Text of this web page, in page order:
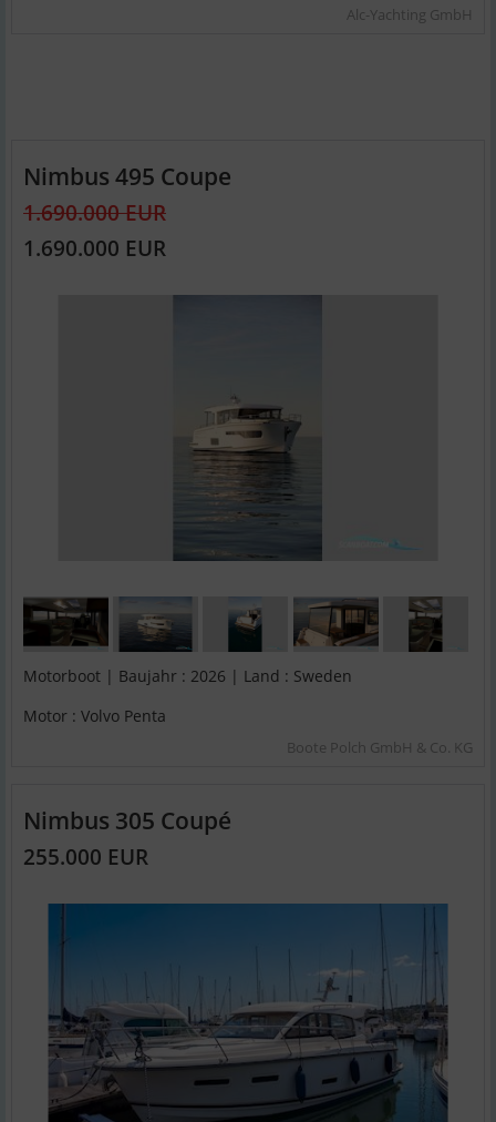
Alc-Yachting GmbH
Nimbus 495 Coupe
1.690.000 EUR
1.690.000 EUR
Motorboot | Baujahr : 2026 | Land : Sweden
Motor : Volvo Penta
Boote Polch GmbH & Co. KG
Nimbus 305 Coupé
255.000 EUR